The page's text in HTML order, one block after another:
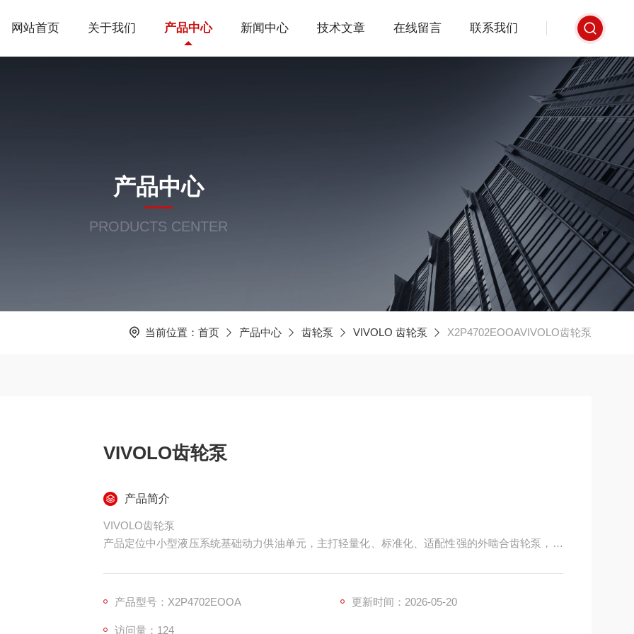
网站首页 关于我们 产品中心 新闻中心 技术文章 在线留言 联系我们
产品中心
PRODUCTS CENTER
当前位置： 首页 产品中心 齿轮泵 VIVOLO 齿轮泵 X2P4702EOOAVIVOLO齿轮泵
VIVOLO齿轮泵
产品简介
VIVOLO齿轮泵
产品定位中小型液压系统基础动力供油单元，主打轻量化、标准化、适配性强的外啮合齿轮泵，同
产品型号：X2P4702EOOA
更新时间：2026-05-20
访问量：124